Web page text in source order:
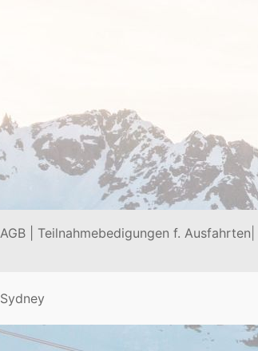
AGB | Teilnahmebedigungen f. Ausfahrten
Sydney